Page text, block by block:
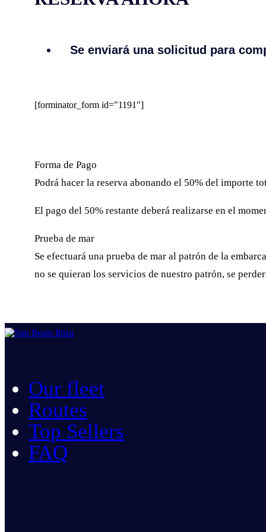
Se enviará una solicitud para
[forminator_form id="1191"]
Forma de Pago
Podrá hacer la reserva abonando el 50% del importe
El pago del 50% restante deberá realizarse en el
Prueba de mar
Se efectuará una prueba de mar al patrón de la
no se quieran los servicios de nuestro patrón, se
Our fleet
Routes
Top Sellers
FAQ